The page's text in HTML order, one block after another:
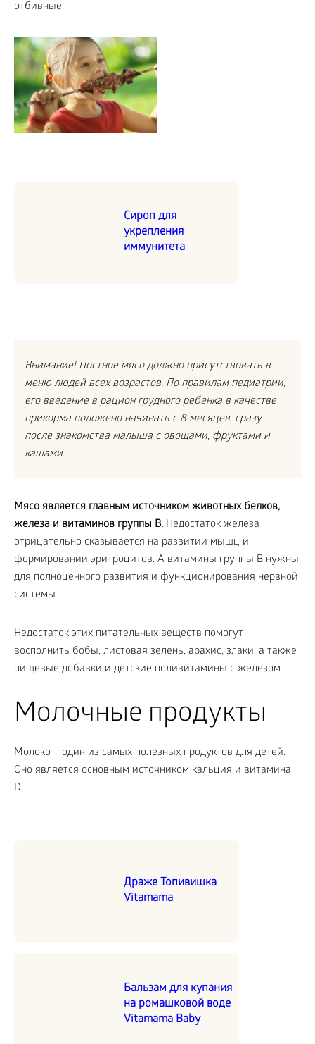
отбивные.
Сироп для
укрепления
иммунитета
Внимание! Постное мясо должно присутствовать в
меню людей всех возрастов. По правилам педиатрии,
его введение в рацион грудного ребенка в качестве
прикорма положено начинать с 8 месяцев, сразу
после знакомства малыша с овощами, фруктами и
кашами.
Мясо является главным источником животных белков,
железа и витаминов группы B. Недостаток железа
отрицательно сказывается на развитии мышц и
формировании эритроцитов. А витамины группы B нужны
для полноценного развития и функционирования нервной
системы.
Недостаток этих питательных веществ помогут
восполнить бобы, листовая зелень, арахис, злаки, а также
пищевые добавки и детские поливитамины с железом.
Молочные продукты
Молоко – один из самых полезных продуктов для детей.
Оно является основным источником кальция и витамина
D.
Драже Топивишка
Vitamama
Бальзам для купания
на ромашковой воде
Vitamama Baby